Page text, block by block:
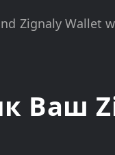
Zignaly Wallet
Ваш